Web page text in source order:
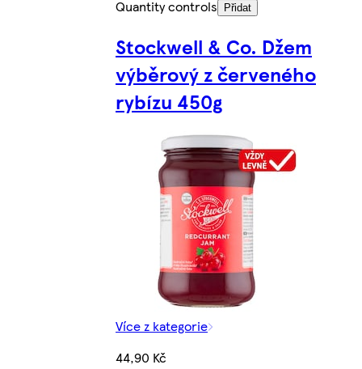
Quantity controls
Přidat
Stockwell & Co. Džem
výběrový z červeného
rybízu 450g
Více z kategorie
44,90 Kč